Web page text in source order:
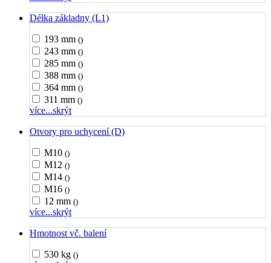
Délka základny (L1)
193 mm ()
243 mm ()
285 mm ()
388 mm ()
364 mm ()
311 mm ()
více...skrýt
Otvory pro uchycení (D)
M10 ()
M12 ()
M14 ()
M16 ()
12 mm ()
více...skrýt
Hmotnost vč. balení
530 kg ()